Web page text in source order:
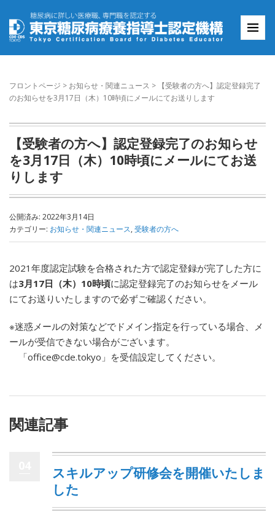
フロントページ > お知らせ・関連ニュース > 【受験者の方へ】認定登録完了
のお知らせを3月17日（木）10時頃にメールにてお送りします
【受験者の方へ】認定登録完了のお知らせ
を3月17日（木）10時頃にメールにてお送
りします
公開済み: 2022年3月14日
カテゴリー: お知らせ・関連ニュース, 受験者の方へ
2021年度認定試験を合格された方で認定登録が完了した方に
は3月17日（木）10時頃に認定登録完了のお知らせをメール
にてお送りいたしますので必ずご確認ください。
※迷惑メールの対策などでドメイン指定を行っている場合、メ
ールが受信できない場合がございます。
「office@cde.tokyo」を受信設定してください。
関連記事
スキルアップ研修会を開催いたしま
した